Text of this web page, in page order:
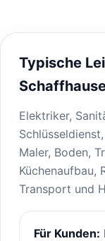
Typische
Elektriker,
Maler, Boden,
Küchenaufbau,
Transport und
Für Kunden: